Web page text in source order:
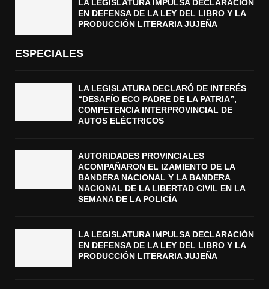
LA LEGISLATURA IMPULSA DECLARACIÓN
EN DEFENSA DE LA LEY DEL LIBRO Y LA
PRODUCCIÓN LITERARIA JUJEÑA
ESPECIALES
LA LEGISLATURA DECLARÓ DE INTERÉS
“DESAFÍO ECO PADRE DE LA PATRIA”,
COMPETENCIA INTERPROVINCIAL DE
AUTOS ELÉCTRICOS
AUTORIDADES PROVINCIALES
ACOMPAÑARON EL IZAMIENTO DE LA
BANDERA NACIONAL Y LA BANDERA
NACIONAL DE LA LIBERTAD CIVIL EN LA
SEMANA DE LA POLICÍA
LA LEGISLATURA IMPULSA DECLARACIÓN
EN DEFENSA DE LA LEY DEL LIBRO Y LA
PRODUCCIÓN LITERARIA JUJEÑA